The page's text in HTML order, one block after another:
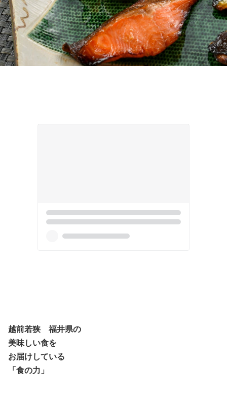
越前若狭 福井県の
美味しい食を
お届けしている
「食の力」